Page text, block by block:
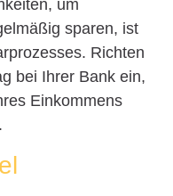
um
sparen, ist
Richten
bei Ihrer Bank ein,
Einkommens